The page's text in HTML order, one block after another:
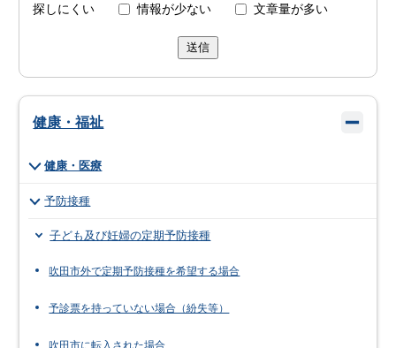
探しにくい
情報が少ない 文章量が多い
送信
健康・福祉
健康・医療
予防接種
子ども及び妊婦の定期予防接種
吹田市外で定期予防接種を希望する場合
予診票を持っていない場合（紛失等）
吹田市に転入された場合